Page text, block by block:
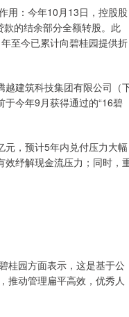
用：今年10月13日，控股股
的结余部分全额转股。此
至今已累计向碧桂园提供折
建筑科技集团有限公司（
于今年9月获得通过的“16碧
，预计5年内兑付压力大幅
纾解现金流压力；同时，
桂园方面表示，这是基于公
推动管理扁平高效，优秀人